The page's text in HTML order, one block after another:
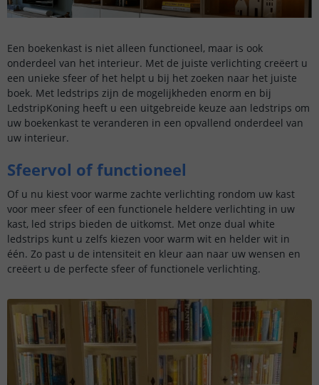
Een boekenkast is niet alleen functioneel, maar is ook
onderdeel van het interieur. Met de juiste verlichting creëert u
een unieke sfeer of het helpt u bij het zoeken naar het juiste
boek. Met ledstrips zijn de mogelijkheden enorm en bij
LedstripKoning heeft u een uitgebreide keuze aan ledstrips om
uw boekenkast te veranderen in een opvallend onderdeel van
uw interieur.
Sfeervol of functioneel
Of u nu kiest voor warme zachte verlichting rondom uw kast
voor meer sfeer of een functionele heldere verlichting in uw
kast, led strips bieden de uitkomst. Met onze dual white
ledstrips kunt u zelfs kiezen voor warm wit en helder wit in
één. Zo past u de intensiteit en kleur aan naar uw wensen en
creëert u de perfecte sfeer of functionele verlichting.